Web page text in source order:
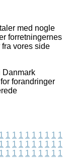
med nogle
forretningernes
vores side
Danmark
forandringer
1 1 1 1 1 1 1 1 1 1
1 1 1 1 1 1 1 1 1 1
1 1 1 1 1 1 1 1 1 1